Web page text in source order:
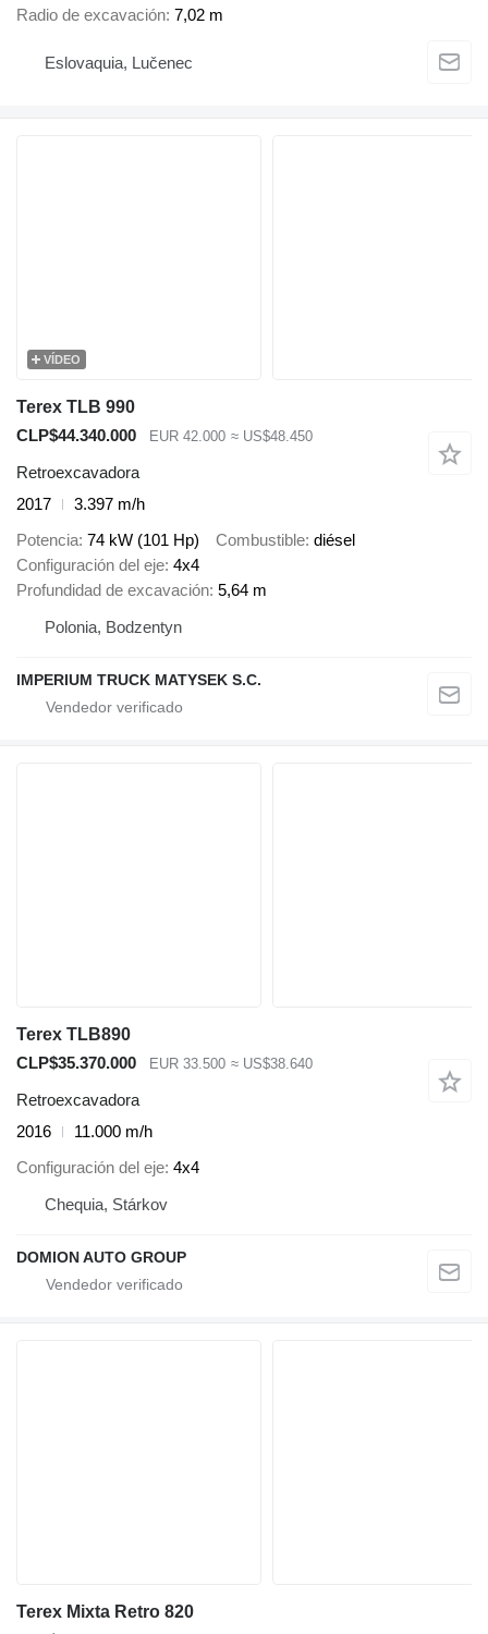
Radio de excavación 7,02 m
Eslovaquia, Lučenec
VÍDEO
Terex TLB 990
CLP$44.340.000
EUR 42.000 ≈ US$48.450
Retroexcavadora
2017
3.397 m/h
Potencia 74 kW (101 Hp) Combustible diésel
Configuración del eje 4x4
Profundidad de excavación 5,64 m
Polonia, Bodzentyn
IMPERIUM TRUCK MATYSEK S.C.
Terex TLB890
CLP$35.370.000
EUR 33.500 ≈ US$38.640
Retroexcavadora
2016
11.000 m/h
Configuración del eje 4x4
Chequia, Stárkov
DOMION AUTO GROUP
Terex Mixta Retro 820